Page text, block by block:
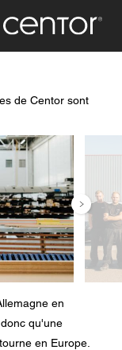
de Centor sont
en
qu'une
en Europe.